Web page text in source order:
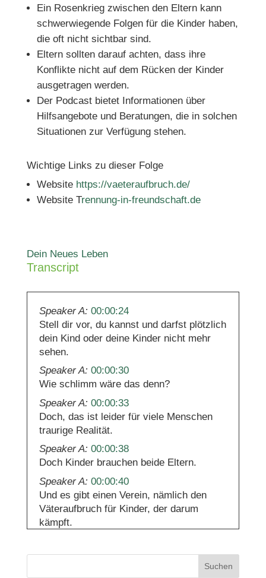
Ein Rosenkrieg zwischen den Eltern kann
schwerwiegende Folgen für die Kinder haben,
die oft nicht sichtbar sind.
Eltern sollten darauf achten, dass ihre
Konflikte nicht auf dem Rücken der Kinder
ausgetragen werden.
Der Podcast bietet Informationen über
Hilfsangebote und Beratungen, die in solchen
Situationen zur Verfügung stehen.
Wichtige Links zu dieser Folge
Website https://vaeteraufbruch.de/
Website Trennung-in-freundschaft.de
Dein Neues Leben
Transcript
Speaker A: 00:00:24
Stell dir vor, du kannst und darfst plötzlich
dein Kind oder deine Kinder nicht mehr
sehen.
Speaker A: 00:00:30
Wie schlimm wäre das denn?
Speaker A: 00:00:33
Doch, das ist leider für viele Menschen
traurige Realität.
Speaker A: 00:00:38
Doch Kinder brauchen beide Eltern.
Speaker A: 00:00:40
Und es gibt einen Verein, nämlich den
Väteraufbruch für Kinder, der darum
kämpft.
Und über dieses Thema spreche ich in
Suchen